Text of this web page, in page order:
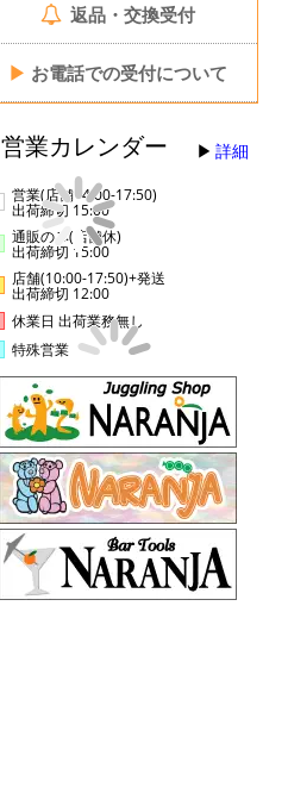
返品・交換受付
▶ お電話での受付について
営業カレンダー 詳細
営業(店舗14:00-17:50)
出荷締切 15:00
通販のみ(店舗休)
出荷締切 15:00
店舗(10:00-17:50)+発送
出荷締切 12:00
休業日 出荷業務無し
特殊営業